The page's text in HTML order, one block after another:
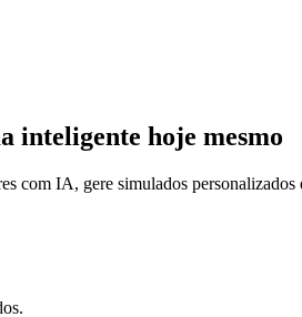
inteligente hoje mesmo
com IA, gere simulados